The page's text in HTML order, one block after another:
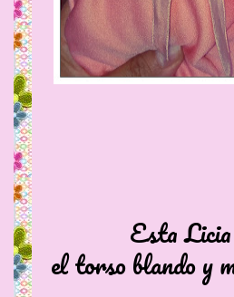
Esta Licia
el torso blando y